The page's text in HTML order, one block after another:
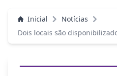
Inicial
Notícias
Dois locais são